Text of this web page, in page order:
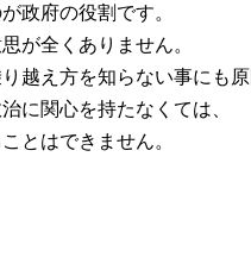
政府の役割です。
が全くありません。
越え方を知らない事にも原
に関心を持たなくては、
とはできません。